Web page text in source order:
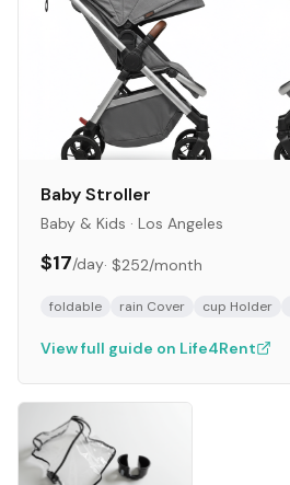
Baby Stroller
Baby & Kids · Los Angeles
$17/day· $252/month
foldable rain Cover cup Holder
View full guide on Life4Rent